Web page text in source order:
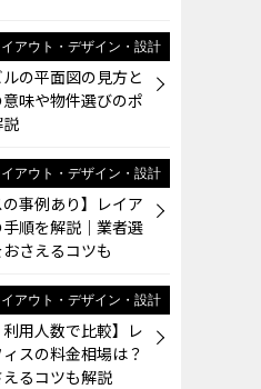
アウト・デザイン・設計
の平面図の見方と
味や物件選びのポ
アウト・デザイン・設計
の事例あり】レイア
順を解説｜業者選
さえるコツも
アウト・デザイン・設計
利用人数で比較】レ
スの料金相場は？
るコツも解説